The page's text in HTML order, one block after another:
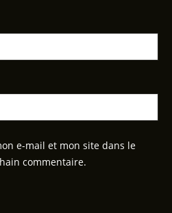
e-mail et mon site dans le
commentaire.